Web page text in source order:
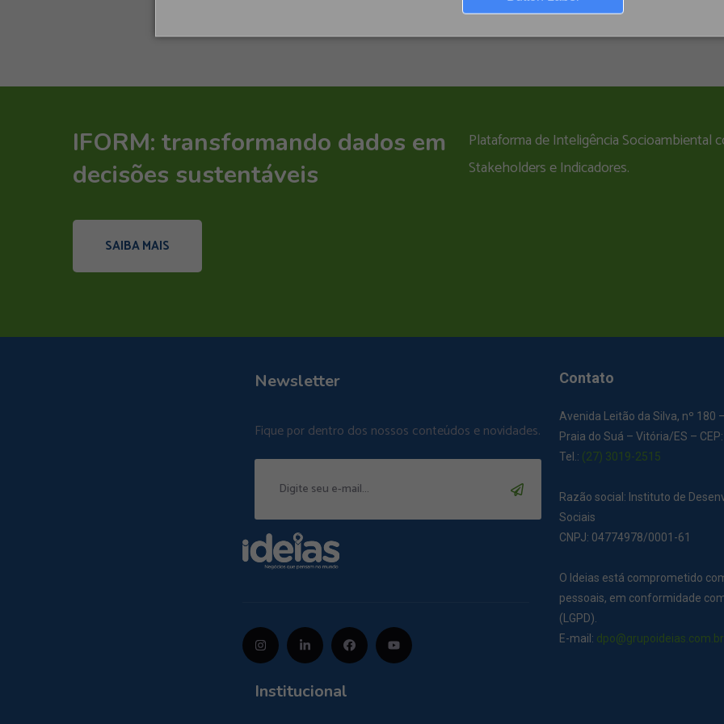
IFORM: transformando dados em
decisões sustentáveis
Plataforma de Inteligência Socioambiental
Stakeholders e Indicadores.
SAIBA MAIS
Newsletter
Fique por dentro dos nossos conteúdos e novidades.
Institucional
Contato
Avenida Leitão da Silva, nº 180
Praia do Suá – Vitória/ES –
Tel.: (27) 3019-2515
Razão social: Instituto de
Sociais
CNPJ: 04774978/0001-61
O Ideias está comprometido
pessoais, em conformidade
(LGPD).
E-mail: dpo@grupoideias.com.br